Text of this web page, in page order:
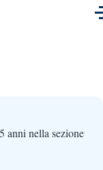
anni nella sezione